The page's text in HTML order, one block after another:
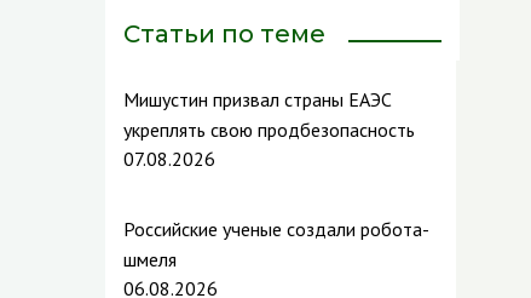
Статьи по теме
Мишустин призвал страны ЕАЭС
укреплять свою продбезопасность
07.08.2026
Российские ученые создали робота-
шмеля
06.08.2026